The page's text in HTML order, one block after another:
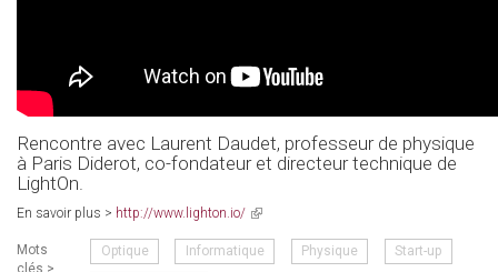
Rencontre avec Laurent Daudet, professeur de physique
à Paris Diderot, co-fondateur et directeur technique de
LightOn.
En savoir plus > http://www.lighton.io/ (link
external)
Mots
clés >
Optique Informatique Physique Start-up